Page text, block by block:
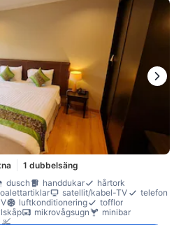
1 dubbelsäng
dusch handdukar
hårtork
satellit/kabel-TV
telefon
luftkonditionering
tofflor
mikrovågsugn
minibar
Rökpolicy - rökfria rum tillgängliga